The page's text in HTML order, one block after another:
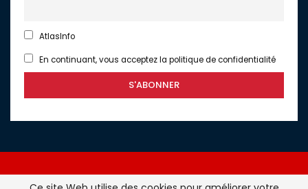
AtlasInfo
En continuant, vous acceptez la politique de confidentialité